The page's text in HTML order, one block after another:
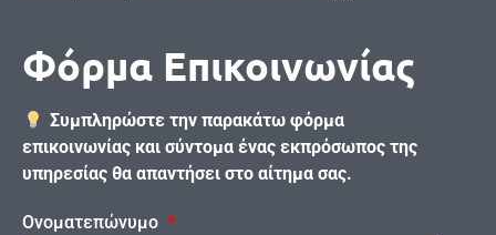
Φόρμα Επικοινωνίας
Συμπληρώστε την παρακάτω φόρμα
επικοινωνίας και σύντομα ένας εκπρόσωπος της
υπηρεσίας θα απαντήσει στο αίτημα σας.
Ονοματεπώνυμο